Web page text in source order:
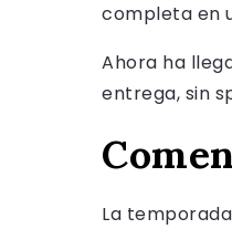
completa en
Ahora ha
entrega, sin
La